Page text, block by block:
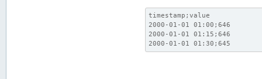
timestamp;value
2000-01-01 01:00;646
2000-01-01 01:15;646
2000-01-01 01:30;645